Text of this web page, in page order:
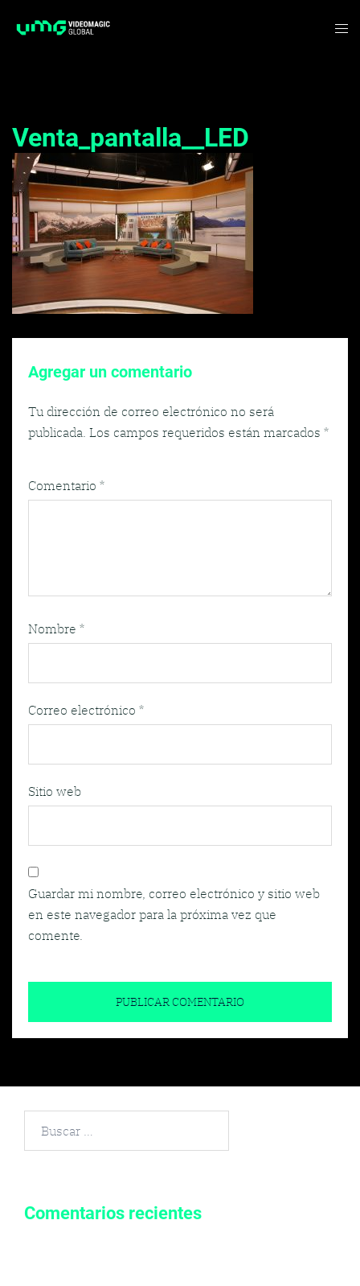
Venta_pantalla__LED
Agregar un comentario
Tu dirección de correo electrónico no será
publicada. Los campos requeridos están marcados *
Comentario *
Nombre *
Correo electrónico *
Sitio web
Guardar mi nombre, correo electrónico y sitio web
en este navegador para la próxima vez que
comente.
Comentarios recientes